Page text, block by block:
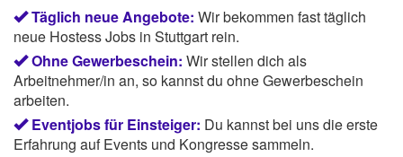
Täglich neue Angebote: Wir bekommen fast täglich
neue Hostess Jobs in Stuttgart rein.
Ohne Gewerbeschein: Wir stellen dich als
Arbeitnehmer/in an, so kannst du ohne Gewerbeschein
arbeiten.
Eventjobs für Einsteiger: Du kannst bei uns die erste
Erfahrung auf Events und Kongresse sammeln.